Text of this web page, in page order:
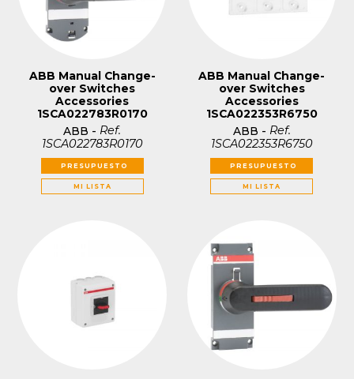
ABB Manual Change-
over Switches
Accessories
1SCA022783R0170
ABB - Ref.
1SCA022783R0170
PRESUPUESTO
MI LISTA
ABB Manual Change-
over Switches
Accessories
1SCA022353R6750
ABB - Ref.
1SCA022353R6750
PRESUPUESTO
MI LISTA